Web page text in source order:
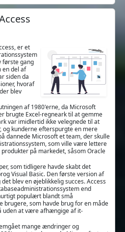
er et
første gang
en del af
siden da
hvoraf
blev
af 1980'erne, da Microsoft
brugte Excel-regneark til at gemme
var imidlertid ikke velegnede til at
kunderne efterspurgte en mere
dannede Microsoft et team, der skulle
som ville være lettere
på markedet, såsom Oracle
som tidligere havde skabt det
Visual Basic. Den første version af
blev en øjeblikkelig succes. Access
end
populært blandt små
brugere, som havde brug for en måde
uden at være afhængige af it-
mange ændringer og